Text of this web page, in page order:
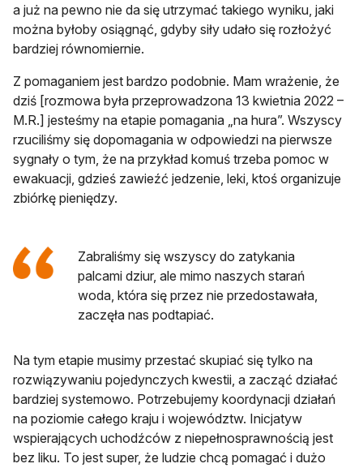
a już na pewno nie da się utrzymać takiego wyniku, jaki
można byłoby osiągnąć, gdyby siły udało się rozłożyć
bardziej równomiernie.
Z pomaganiem jest bardzo podobnie. Mam wrażenie, że
dziś [rozmowa była przeprowadzona 13 kwietnia 2022 –
M.R.] jesteśmy na etapie pomagania „na hura”. Wszyscy
rzuciliśmy się dopomagania w odpowiedzi na pierwsze
sygnały o tym, że na przykład komuś trzeba pomoc w
ewakuacji, gdzieś zawieźć jedzenie, leki, ktoś organizuje
zbiórkę pieniędzy.
Zabraliśmy się wszyscy do zatykania
palcami dziur, ale mimo naszych starań
woda, która się przez nie przedostawała,
zaczęła nas podtapiać.
Na tym etapie musimy przestać skupiać się tylko na
rozwiązywaniu pojedynczych kwestii, a zacząć działać
bardziej systemowo. Potrzebujemy koordynacji działań
na poziomie całego kraju i województw. Inicjatyw
wspierających uchodźców z niepełnosprawnością jest
bez liku. To jest super, że ludzie chcą pomagać i dużo